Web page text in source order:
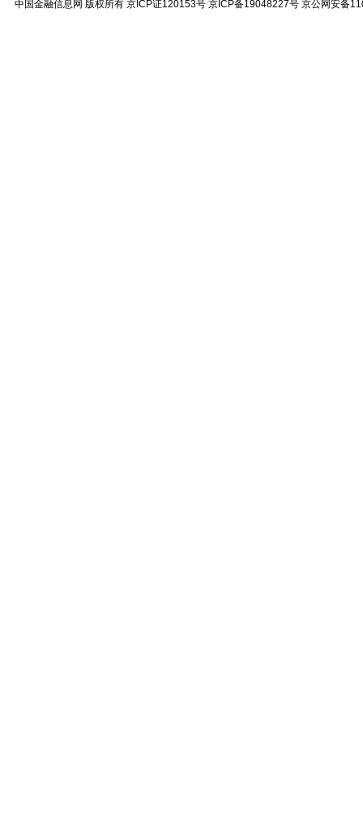
中国金融信息网 版权所有 京ICP证120153号 京ICP备19048227号 京公网安备